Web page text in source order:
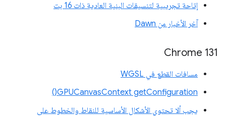
إتاحة تجريبية لتنسيقات البنية العادية ذات 16 بت
آخر الأخبار من Dawn
Chrome 131
مسافات القطع في WGSL
GPUCanvasContext getConfiguration()
يجب ألا تحتوي الأشكال الأساسية للنقاط والخطوط على